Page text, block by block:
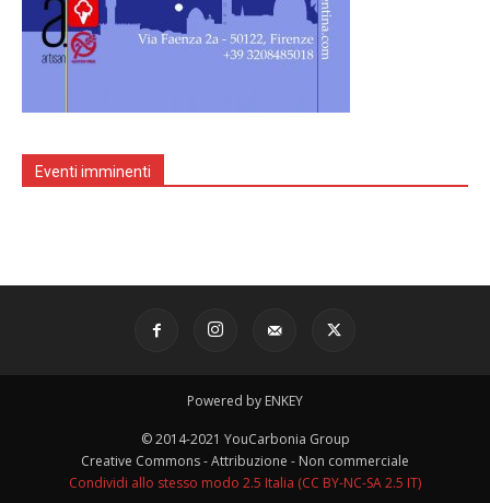
Eventi imminenti
Powered by ENKEY
© 2014-2021 YouCarbonia Group
Creative Commons - Attribuzione - Non commerciale
Condividi allo stesso modo 2.5 Italia (CC BY-NC-SA 2.5 IT)